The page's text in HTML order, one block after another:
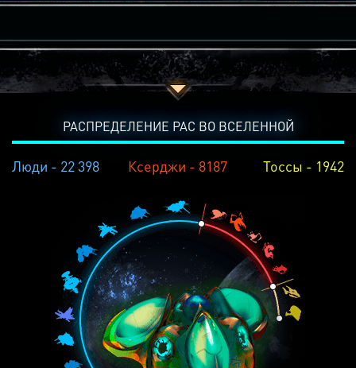
РАСПРЕДЕЛЕНИЕ РАС ВО ВСЕЛЕННОЙ
Люди - 22 398 Ксерджи - 8187 Тоссы - 1942